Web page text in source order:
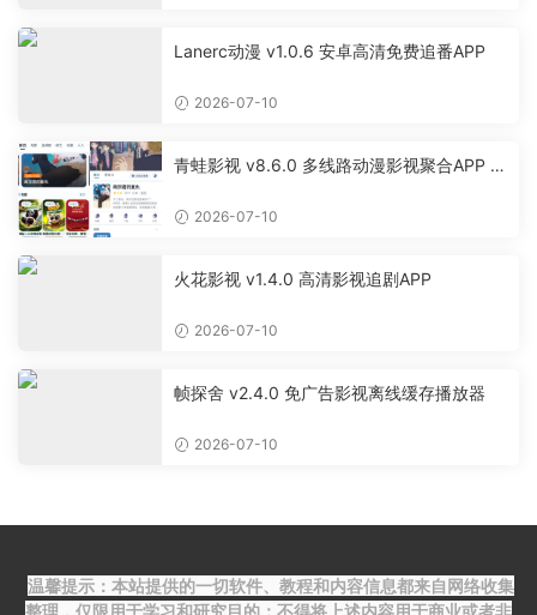
Lanerc动漫 v1.0.6 安卓高清免费追番APP
2026-07-10
青蛙影视 v8.6.0 多线路动漫影视聚合APP 免
2026-07-10
火花影视 v1.4.0 高清影视追剧APP
2026-07-10
帧探舍 v2.4.0 免广告影视离线缓存播放器
2026-07-10
温馨提示：本站提供的一切软件、教程和内容信息都来自网络收集
整理，仅限用于学习和研究目的；不得将上述内容用于商业或者非